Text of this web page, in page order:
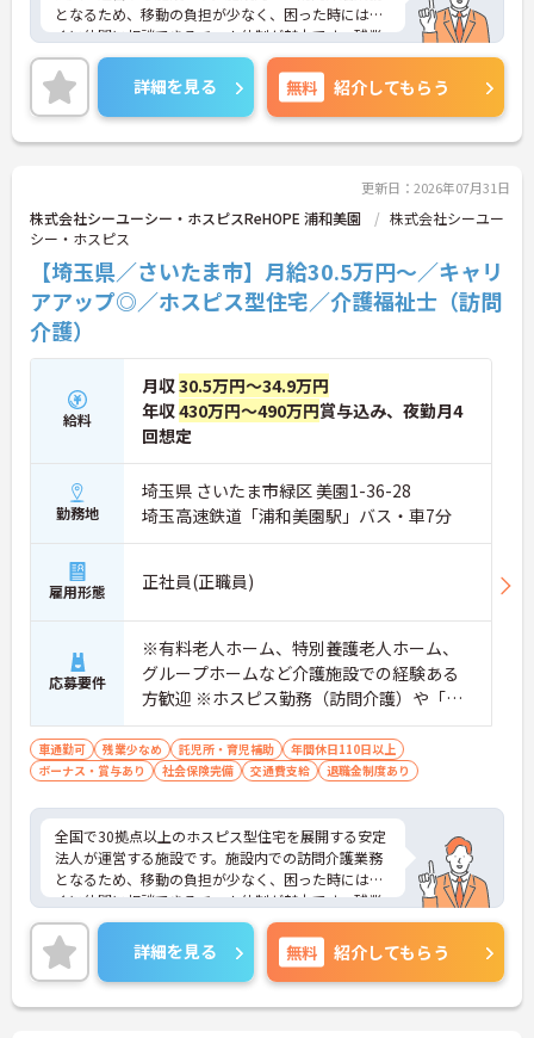
・退職金制度（勤続3年以上）・保育手当・育児短
時間勤務・マインドフルネスプログラムなど、長期
的に安心して働き続けるための制度が充実していま
す
となるため、移動の負担が少なく、困った時にはす
ぐに仲間に相談できるチーム体制が魅力です。残業
は全社平均残業月5時間程度と少なく、3日以上の連
続休暇で支援金が支給される独自の制度や、美容皮
膚科などの割引が受けられる福利厚生も充実してい
ます。ホスピスケアが初めてでも、充実した入社時
研修と資格取得支援制度を活用し、専門性を高めな
す。ご入居者さまの生きる喜びに寄り添いながらチ
ームで協力しながらより良いケアを提供したい方に
ぴったりの環境です。
★おすすめPOINT★
【給与・待遇の充実】
・賞与実績2.62ヶ月分と月78,000円の手厚い処遇改
善手当が支給されます
・長期休暇取得時の支援金や心の健康支援など独自
の福利厚生が整っています
・マイカー通勤が可能で無料の駐車場を完備してい
ます
【柔軟で働きやすい環境】
・残業は全社平均残業月5時間程度とプライベート
の時間をしっかりと確保できます
・日勤帯のみや土日休み固定などご自身の希望に合
わせた働き方が相談できます
【安心の教育・連携体制】
訪問からスタートできます
・施設内に他スタッフがおり困った時にすぐ相談で
きる環境があります
・訪問診療医と24時間連携しておりチームで安心し
てケアに取り組めます
詳細を見る 無料 紹介してもらう
更新日：2026年07月31日
株式会社シーユーシー・ホスピスReHOPE 浦和美園
株式会社シーユー
シー・ホスピス
【埼玉県／さいたま市】月給30.5万円～／キャリ
アアップ◎／ホスピス型住宅／介護福祉士（訪問
介護）
給料
月収30.5万円～34.9万円
年収430万円～490万円賞与込み、夜勤月4
回想定
勤務地
埼玉県 さいたま市緑区 美園1-36-28
埼玉高速鉄道「浦和美園駅」バス・車7分
雇用形態 正社員(正職員)
応募要件
※有料老人ホーム、特別養護老人ホーム、
グループホームなど介護施設での経験ある
方歓迎 ※ホスピス勤務（訪問介護）や「看
取り」が初めての方も可
車通勤可 残業少なめ 託児所・育児補助
年間休日110日以上
ボーナス・賞与あり
社会保険完備 交通費支給 退職金制度あり
全国で30拠点以上のホスピス型住宅を展開する安定
法人が運営する施設です。施設内での訪問介護業務
となるため、移動の負担が少なく、困った時にはす
ぐに仲間に相談できるチーム体制が魅力です。残業
は全社平均残業月5時間程度と少なく、3日以上の連
続休暇で支援金が支給される独自の制度や、美容皮
膚科などの割引が受けられる福利厚生も充実してい
ます。ホスピスケアが初めてでも、充実した入社時
研修と資格取得支援制度を活用し、専門性を高めな
詳細を見る 無料 紹介してもらう